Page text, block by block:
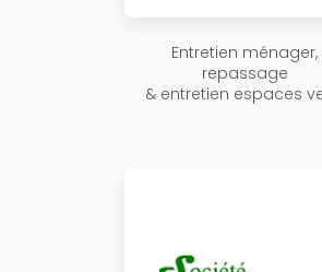
Entretien ménager,
repassage
& entretien espaces